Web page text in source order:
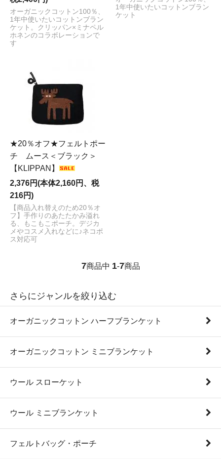
オーガニックコットン100％、
1年中使いたいコットンブラン
ケット。クリッパン×ミナペル
ホネンのコラボレーションで
す
1年中使いたいコットンブラン
ケット
★20％オフ★フェルトポー
チ ムース＜ブラック＞
【KLIPPAN】
2,376円(本体2,160円、税
216円)
【商品入れ替えのため20％オ
フ】手作りのあたたかみ溢れ
る、もこもこポーチ。デジカ
メやコスメ入れなどに♪ネコポ
ス対応可
7商品中 1-7商品
さらにジャンルを絞り込む
オーガニックコットン ハーフブランケット
オーガニックコットン ミニブランケット
ウール スローケット
ウール ミニブランケット
フェルトバッグ・ポーチ